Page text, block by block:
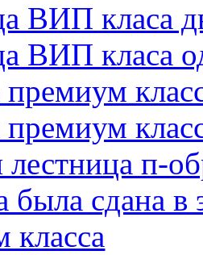
ВИП класа
ВИП класа
премиум
премиум
п-
была сдана в
класса